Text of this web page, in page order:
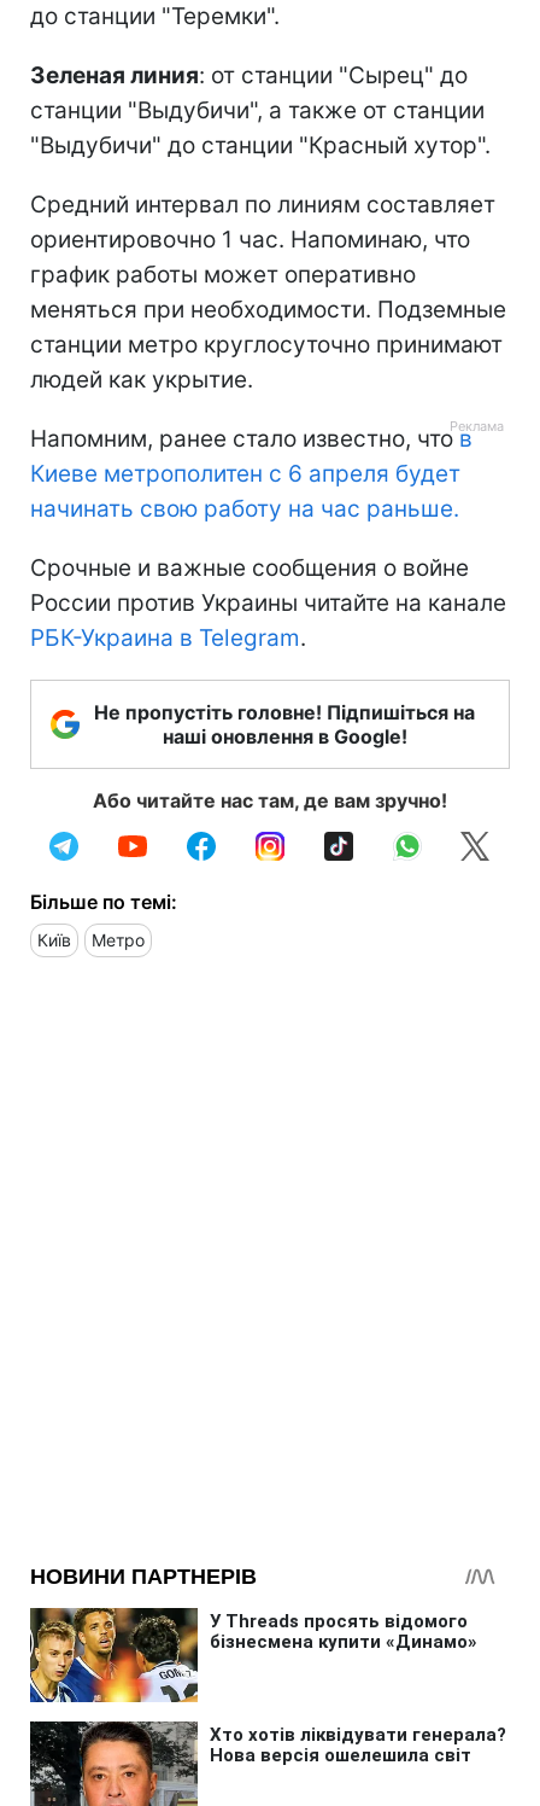
до станции "Теремки".
Зеленая линия: от станции "Сырец" до
станции "Выдубичи", а также от станции
"Выдубичи" до станции "Красный хутор".
Средний интервал по линиям составляет
ориентировочно 1 час. Напоминаю, что
график работы может оперативно
меняться при необходимости. Подземные
станции метро круглосуточно принимают
людей как укрытие.
Напомним, ранее стало известно, что в
Киеве метрополитен с 6 апреля будет
начинать свою работу на час раньше.
Срочные и важные сообщения о войне
России против Украины читайте на канале
РБК-Украина в Telegram.
Не пропустіть головне! Підпишіться на
наші оновлення в Google!
Або читайте нас там, де вам зручно!
Більше по темі:
Київ Метро